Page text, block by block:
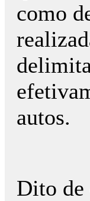
como
autos.
Dito de